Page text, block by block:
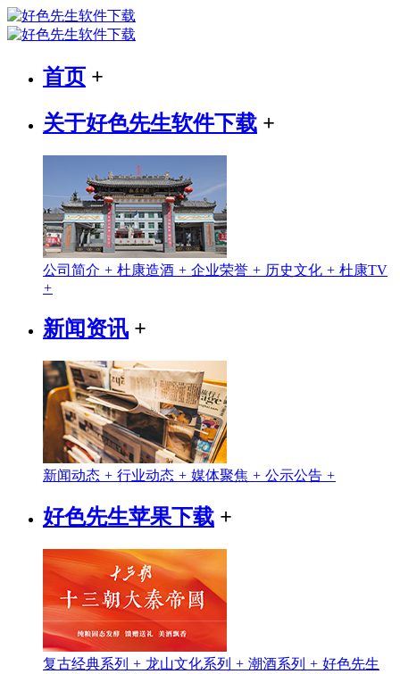
首页 +
关于好色先生软件下载 +
公司简介 + 杜康造酒 + 企业荣誉 + 历史文化 + 杜康TV
+
新闻资讯 +
新闻动态 + 行业动态 + 媒体聚焦 + 公示公告 +
好色先生苹果下载 +
复古经典系列 + 龙山文化系列 + 潮酒系列 + 好色先生